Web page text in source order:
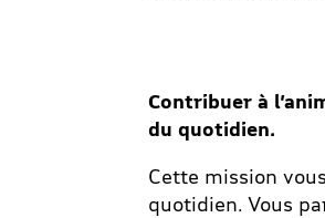
Contribuer à
du quotidien.
Cette mission
quotidien. Vous